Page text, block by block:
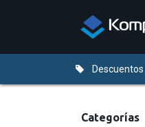
Categorías